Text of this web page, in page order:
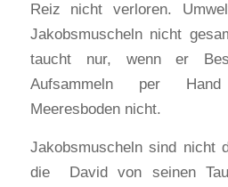
Reiz nicht verloren.
Jakobsmuscheln nicht
taucht nur, wenn er
Aufsammeln per
Meeresboden nicht.
Jakobsmuscheln sind nicht
die David von seinen